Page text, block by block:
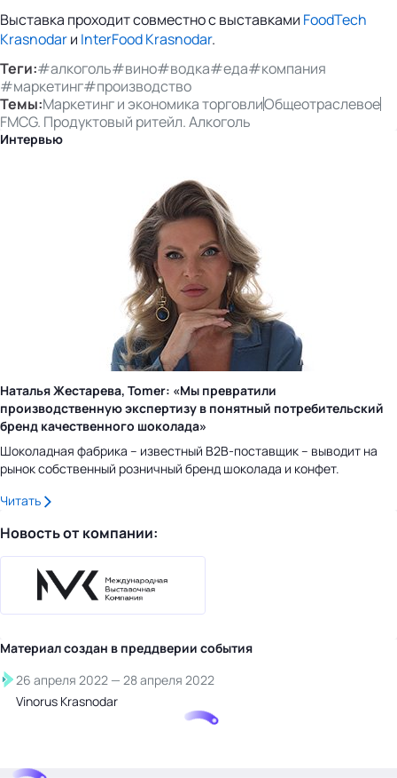
Выставка проходитсовместнос выставками FoodTech
Krasnodarи InterFood Krasnodar.
Теги:#алкоголь#вино#водка#еда#компания
#маркетинг#производство
Темы:Маркетинг и экономика торговлиОбщеотраслевое
FMCG. Продуктовый ритейл. Алкоголь
Интервью
Наталья Жестарева, Tomer: «Мы превратили
производственную экспертизу в понятный потребительский
бренд качественного шоколада»
Шоколадная фабрика – известный B2B-поставщик – выводит на
рынок собственный розничный бренд шоколада и конфет.
Читать
Новость от компании:
Материал создан в преддверии события
26 апреля 2022 — 28 апреля 2022
Vinorus Krasnodar